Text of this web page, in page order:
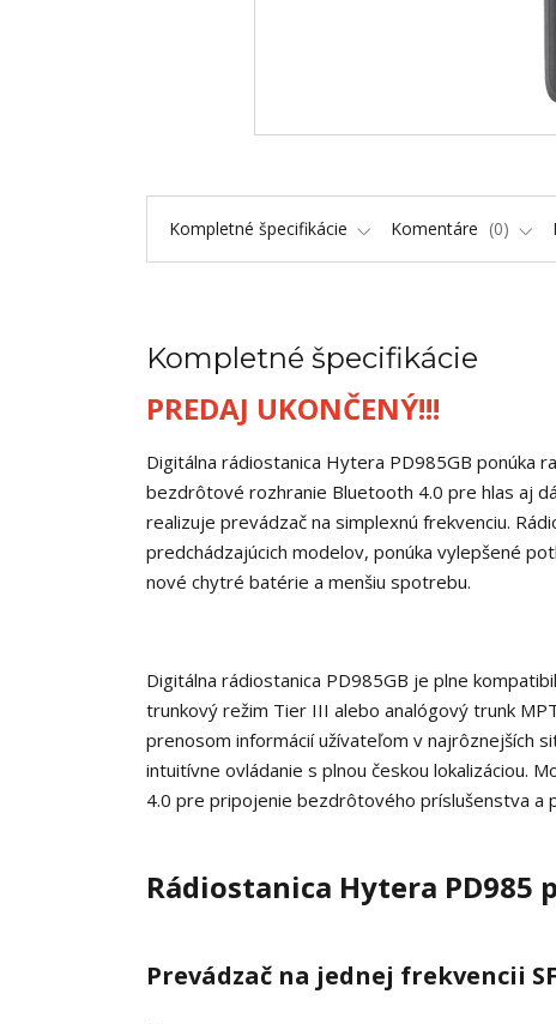
Kompletné špecifikácie Komentáre 0
Kompletné špecifikácie
PREDAJ UKONČENÝ!!!
Digitálna rádiostanica Hytera PD985GB ponúka
bezdrôtové rozhranie Bluetooth 4.0 pre hlas aj
realizuje prevádzač na simplexnú frekvenciu.
predchádzajúcich modelov, ponúka vylepšené
nové chytré batérie a menšiu spotrebu.
Digitálna rádiostanica PD985GB je plne
trunkový režim Tier III alebo analógový trunk
prenosom informácií užívateľom v najrôznejších
intuitívne ovládanie s plnou českou lokalizáciou.
4.0 pre pripojenie bezdrôtového príslušenstva a
Rádiostanica Hytera
Prevádzač na jednej frekvencii